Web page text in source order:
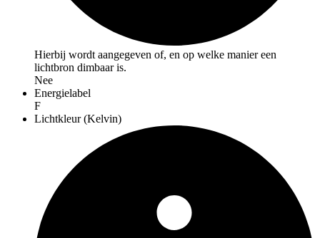
Hierbij wordt aangegeven of, en op welke manier een
lichtbron dimbaar is.
Nee
Energielabel
F
Lichtkleur (Kelvin)